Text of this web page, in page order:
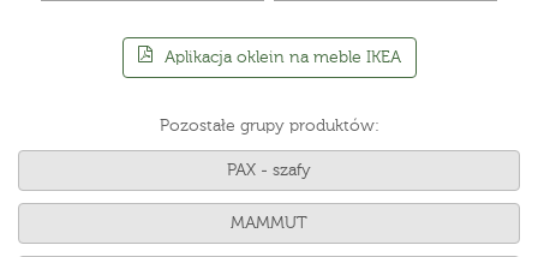
Aplikacja oklein na meble IKEA
Pozostałe grupy produktów:
PAX - szafy
MAMMUT